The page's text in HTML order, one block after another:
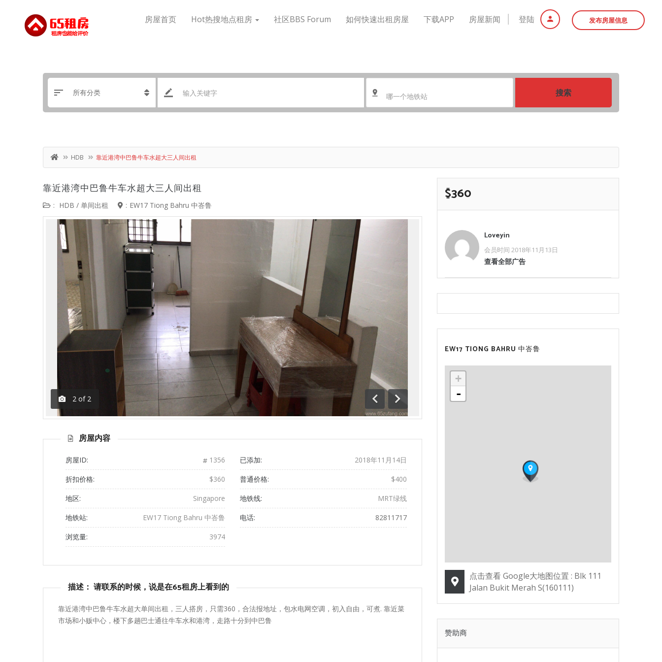
登陆 发布房屋信息
房屋首页 Hot热搜地点租房 社区BBS Forum 如何快速出租房屋 下载APP 房屋新闻
哪一个地铁站 搜索
HDB 靠近港湾中巴鲁牛车水超大三人间出租
靠近港湾中巴鲁牛车水超大三人间出租
: HDB / 单间出租 : EW17 Tiong Bahru 中峇鲁
2 of 2
前一
页
下一
页
房屋内容
房屋ID: 1356 已添加: 2018年11月14日
折扣价格: $360 普通价格: $400
地区: Singapore 地铁线: MRT绿线
地铁站: EW17 Tiong Bahru 中峇鲁 电话: 82811717
浏览量: 3974
描述： 请联系的时候，说是在65租房上看到的
靠近港湾中巴鲁牛车水超大单间出租，三人搭房，只需360，合法报地址，包水电网空调，初入自由，可煮. 靠近菜
市场和小贩中心，楼下多趟巴士通往牛车水和港湾，走路十分到中巴鲁
$360
Loveyin
会员时间 2018年11月13日
查看全部广告
EW17 TIONG BAHRU 中峇鲁
+
-
点击查看 Google大地图位置 : Blk 111
Jalan Bukit Merah S(160111)
赞助商